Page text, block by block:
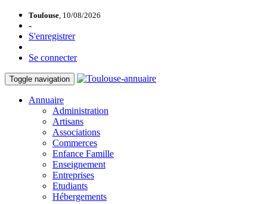
Toulouse, 10/08/2026
-
S'enregistrer
Se connecter
Toggle navigation
Annuaire
Administration
Artisans
Associations
Commerces
Enfance Famille
Enseignement
Entreprises
Etudiants
Hébergements